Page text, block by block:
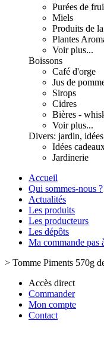
Purées de
Miels
Produits de
Plantes
Voir plus...
Boissons
Café d'orge
Jus de
Sirops
Cidres
Bières -
Voir plus...
Divers: jardin,
Idées
Jardinerie
Accueil
Qui sommes-nous ?
Actualités
Les produits
Les producteurs
Les dépôts
Ma commande pas
> Tomme Piments 570g
Accès direct
Commander
Mon compte
Contact